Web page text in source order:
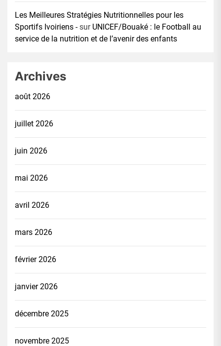
Les Meilleures Stratégies Nutritionnelles pour les
Sportifs Ivoiriens -sur UNICEF/Bouaké : le Football au
service de la nutrition et de l’avenir des enfants
Archives
août 2026
juillet 2026
juin 2026
mai 2026
avril 2026
mars 2026
février 2026
janvier 2026
décembre 2025
novembre 2025